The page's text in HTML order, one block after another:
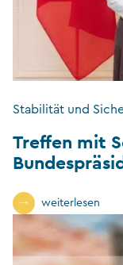
Stabilität und
Treffen mit
weiterlesen